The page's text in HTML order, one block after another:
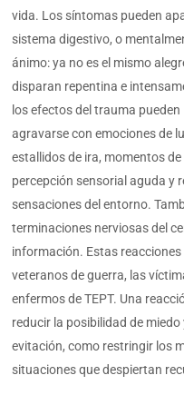
vida. Los síntomas pueden
sistema digestivo, o
ánimo: ya no es el mismo
disparan repentina e
los efectos del trauma
agravarse con emociones de
estallidos de ira, momentos
percepción sensorial aguda y
sensaciones del entorno.
terminaciones nerviosas del
información. Estas
veteranos de guerra, las
enfermos de TEPT. Una
reducir la posibilidad de
evitación, como restringir los
situaciones que despiertan